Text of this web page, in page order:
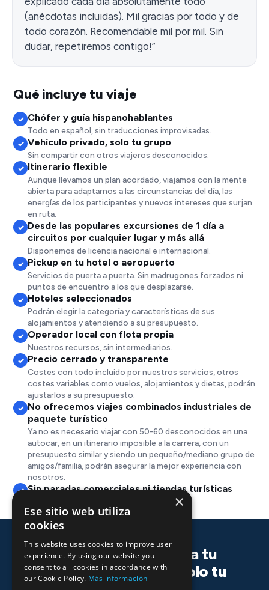
(anécdotas incluidas). Mil gracias por todo y de
todo corazón. Recomendable mil por mil. Sin
dudar, repetiremos contigo!”
Qué incluye tu viaje
✓ Chófer y guía hispanohablantes
Todo en español, sin traducciones improvisadas.
✓ Vehículo privado, solo tu grupo
Sin compartir con otros viajeros desconocidos.
✓ Itinerario flexible
Aunque llevamos un plan acordado, viajamos con la mente
abierta para adaptarnos a las circunstancias del día, las
energías de los participantes y nuevos intereses que surjan
en ruta.
✓ Desde las populares excursiones de 1 día a
circuitos por cualquier lugar y más allá
Disponemos de licencia nacional e internacional.
✓ Pickup en tu hotel o aeropuerto
Servicios de puerta a puerta. Sin madrugones forzados ni
puntos de encuentro a los que desplazarse.
✓ Hoteles seleccionados
Podrán elegir la categoría y características de sus
alojamientos y atendiendo a su presupuesto.
✓ Operador local con flota propia
Nuestros recursos, sin intermediarios.
✓ Precio cerrado y transparente
Costes con todo incluido por nuestros servicios, otros
costes variables como vuelos, alojamientos y dietas, podrán
ajustarlos a su presupuesto.
✓ No ofrecemos viajes combinados industriales de
paquete turístico
Ya no es necesario viajar con 50-60 desconocidos en una
autocar, en un itinerario imposible a la carrera, con un
presupuesto similar y siendo un pequeño/mediano grupo de
amigos/familia, podrán asegurar la mejor experiencia con
nosotros.
✓ Sin paradas comerciales ni tiendas turísticas
Tour a Rovinj y Pula a tu
ritmo, en tu idioma, solo tu
×
Ese sitio web utiliza
cookies
This website uses cookies to improve user
experience. By using our website you
consent to all cookies in accordance with
our Cookie Policy. Más información